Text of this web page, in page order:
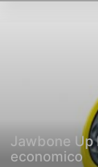
Jawbone
economico